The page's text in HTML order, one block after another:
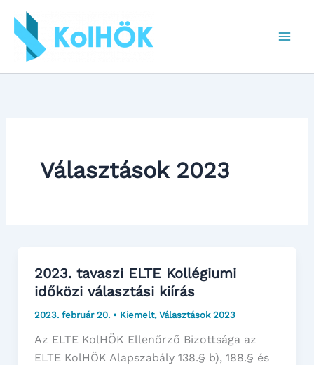
content
Választások 2023
2023. tavaszi ELTE Kollégiumi
időközi választási kiírás
2023. február 20. • Kiemelt, Választások 2023
Az ELTE KolHÖK Ellenőrző Bizottsága az
ELTE KolHÖK Alapszabály 138.§ b), 188.§ és